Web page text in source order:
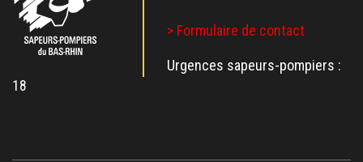
> Formulaire de contact
Urgences sapeurs-pompiers :
18